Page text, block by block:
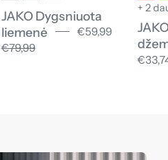
JAKO Dygsniuota
liemenė
€59,99
€79,99
+ 2